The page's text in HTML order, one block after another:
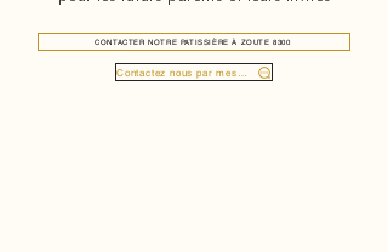
CONTACTER NOTRE PATISSIÈRE À ZOUTE 8300